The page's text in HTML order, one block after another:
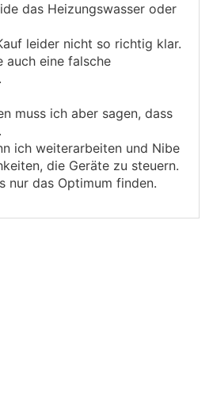
das Heizungswasser oder
leider nicht so richtig klar.
auch eine falsche
muss ich aber sagen, dass
ich weiterarbeiten und Nibe
die Geräte zu steuern.
nur das Optimum finden.